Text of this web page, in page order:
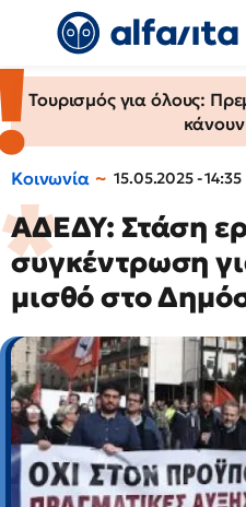
Τουρισμός για όλους:
Κοινωνία 15.05.2025 - 14:35
ΑΔΕΔΥ: Στάση
συγκέντρωση
μισθό στο